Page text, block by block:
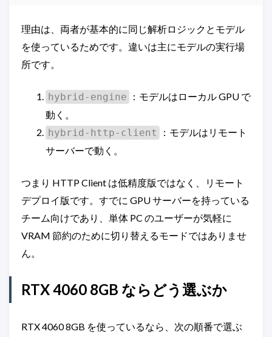
理由は、両者が基本的に同じ解析ロジックとモデル
を使っているためです。違いは主にモデルの実行場
所です。
hybrid-engine
：モデルはローカル GPU で
動く。
hybrid-http-client
：モデルはリモート
サーバーで動く。
つまり HTTP Client は低精度版ではなく、リモート
デプロイ版です。すでに GPU サーバーを持っている
チーム向けであり、単体 PC のユーザーが気軽に
VRAM 節約のために切り替えるモードではありませ
ん。
RTX 4060 8GB ならどう選ぶか
RTX 4060 8GB を使っているなら、次の順番で選ぶ